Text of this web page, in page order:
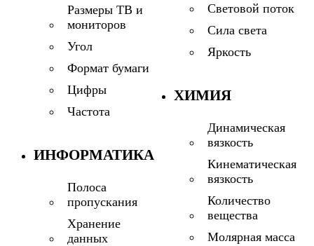
Размеры ТВ и
мониторов
Угол
Формат бумаги
Цифры
Частота
ИНФОРМАТИКА
Полоса
пропускания
Хранение
данных
Световой поток
Сила света
Яркость
ХИМИЯ
Динамическая
вязкость
Кинематическая
вязкость
Количество
вещества
Молярная масса